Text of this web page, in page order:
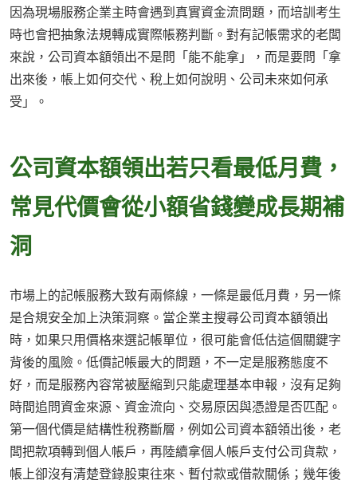
因為現場服務企業主時會遇到真實資金流問題，而培訓考生
時也會把抽象法規轉成實際帳務判斷。對有記帳需求的老闆
來說，公司資本額領出不是問「能不能拿」，而是要問「拿
出來後，帳上如何交代、稅上如何說明、公司未來如何承
受」。
公司資本額領出若只看最低月費，
常見代價會從小額省錢變成長期補
洞
市場上的記帳服務大致有兩條線，一條是最低月費，另一條
是合規安全加上決策洞察。當企業主搜尋公司資本額領出
時，如果只用價格來選記帳單位，很可能會低估這個關鍵字
背後的風險。低價記帳最大的問題，不一定是服務態度不
好，而是服務內容常被壓縮到只能處理基本申報，沒有足夠
時間追問資金來源、資金流向、交易原因與憑證是否匹配。
第一個代價是結構性稅務斷層，例如公司資本額領出後，老
闆把款項轉到個人帳戶，再陸續拿個人帳戶支付公司貨款，
帳上卻沒有清楚登錄股東往來、暫付款或借款關係；幾年後